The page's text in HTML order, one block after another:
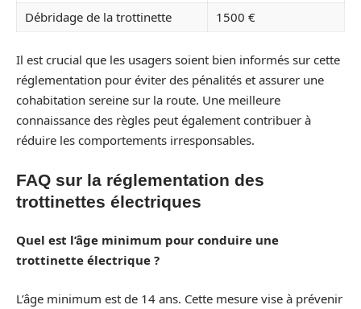
Débridage de la trottinette
1500 €
Il est crucial que les usagers soient bien informés sur cette
réglementation pour éviter des pénalités et assurer une
cohabitation sereine sur la route. Une meilleure
connaissance des règles peut également contribuer à
réduire les comportements irresponsables.
FAQ sur la réglementation des
trottinettes électriques
Quel est l’âge minimum pour conduire une
trottinette électrique ?
L’âge minimum est de 14 ans. Cette mesure vise à prévenir